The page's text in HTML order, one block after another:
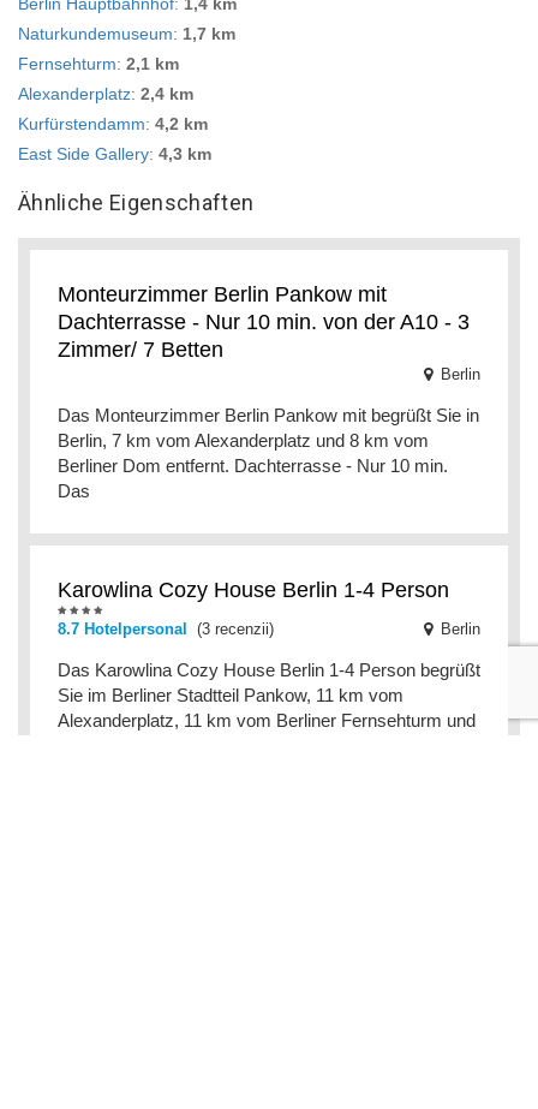
Naturkundemuseum: 1,7 km
Fernsehturm: 2,1 km
Alexanderplatz: 2,4 km
Kurfürstendamm: 4,2 km
East Side Gallery: 4,3 km
Ähnliche Eigenschaften
Monteurzimmer Berlin Pankow mit
Dachterrasse - Nur 10 min. von der A10 - 3
Zimmer/ 7 Betten
Berlin
Das Monteurzimmer Berlin Pankow mit begrüßt Sie in
Berlin, 7 km vom Alexanderplatz und 8 km vom
Berliner Dom entfernt. Dachterrasse - Nur 10 min.
Das
Karowlina Cozy House Berlin 1-4 Person
8.7 Hotelpersonal (3 recenzii) Berlin
Das Karowlina Cozy House Berlin 1-4 Person begrüßt
Sie im Berliner Stadtteil Pankow, 11 km vom
Alexanderplatz, 11 km vom Berliner Fernsehturm und